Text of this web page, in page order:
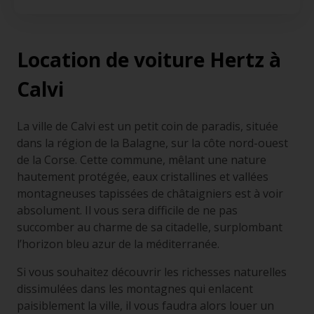
Location de voiture Hertz à
Calvi
La ville de Calvi est un petit coin de paradis, située
dans la région de la Balagne, sur la côte nord-ouest
de la Corse. Cette commune, mêlant une nature
hautement protégée, eaux cristallines et vallées
montagneuses tapissées de châtaigniers est à voir
absolument. Il vous sera difficile de ne pas
succomber au charme de sa citadelle, surplombant
l’horizon bleu azur de la méditerranée.
Si vous souhaitez découvrir les richesses naturelles
dissimulées dans les montagnes qui enlacent
paisiblement la ville, il vous faudra alors louer un